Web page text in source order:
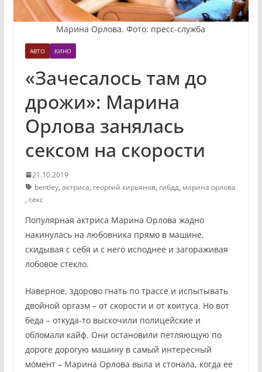
Марина Орлова. Фото: пресс-служба
АВТО КИНО
«Зачесалось там до
дрожи»: Марина
Орлова занялась
сексом на скорости
21.10.2019
bentley, актриса, георгий кирьянов, гибдд, марина орлова
, секс
Популярная актриса Марина Орлова жадно
накинулась на любовника прямо в машине,
скидывая с себя и с него исподнее и загораживая
лобовое стекло.
Наверное, здорово гнать по трассе и испытывать
двойной оргазм – от скорости и от коитуса. Но вот
беда – откуда-то выскочили полицейские и
обломали кайф. Они остановили петляющую по
дороге дорогую машину в самый интересный
момент – Марина Орлова выла и стонала, когда ее